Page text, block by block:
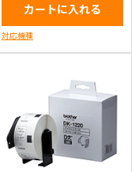
カートに入れる
対応機種